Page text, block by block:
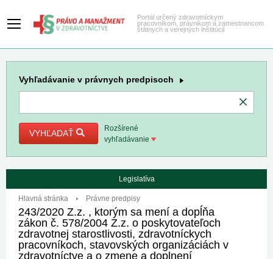
Portál určený zdravotníckym
pracovníkom, právnikom a zamestnancom
štátnych a verejných inštitúcií
Vyhľadávanie v právnych predpisoch
VYHĽADAŤ
Rozšírené
vyhľadávanie
Legislatíva
Hlavná stránka Právne predpisy
243/2020 Z.z. , ktorým sa mení a dopĺňa
zákon č. 578/2004 Z.z. o poskytovateľoch
zdravotnej starostlivosti, zdravotníckych
pracovníkoch, stavovských organizáciách v
zdravotníctve a o zmene a doplnení